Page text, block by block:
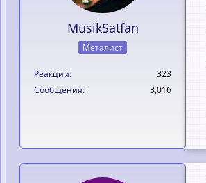
MusikSatfan
Металист
Реакции
323
Сообщения
3,016